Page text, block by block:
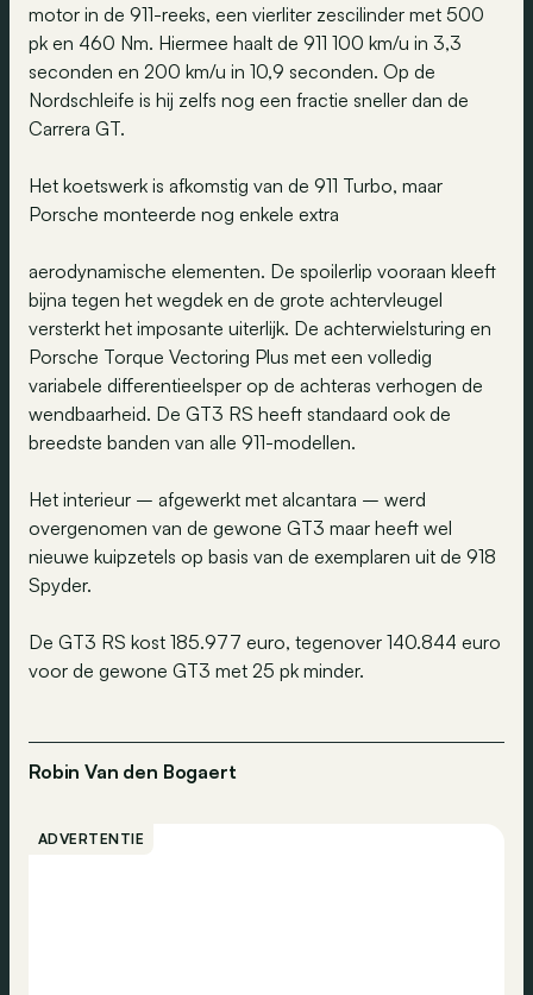
motor in de 911-reeks, een vierliter zescilinder met 500
pk en 460 Nm. Hiermee haalt de 911 100 km/u in 3,3
seconden en 200 km/u in 10,9 seconden. Op de
Nordschleife is hij zelfs nog een fractie sneller dan de
Carrera GT.
Het koetswerk is afkomstig van de 911 Turbo, maar
Porsche monteerde nog enkele extra
aerodynamische elementen. De spoilerlip vooraan kleeft
bijna tegen het wegdek en de grote achtervleugel
versterkt het imposante uiterlijk. De achterwielsturing en
Porsche Torque Vectoring Plus met een volledig
variabele differentieelsper op de achteras verhogen de
wendbaarheid. De GT3 RS heeft standaard ook de
breedste banden van alle 911-modellen.
Het interieur – afgewerkt met alcantara – werd
overgenomen van de gewone GT3 maar heeft wel
nieuwe kuipzetels op basis van de exemplaren uit de 918
Spyder.
De GT3 RS kost 185.977 euro, tegenover 140.844 euro
voor de gewone GT3 met 25 pk minder.
Robin Van den Bogaert
ADVERTENTIE